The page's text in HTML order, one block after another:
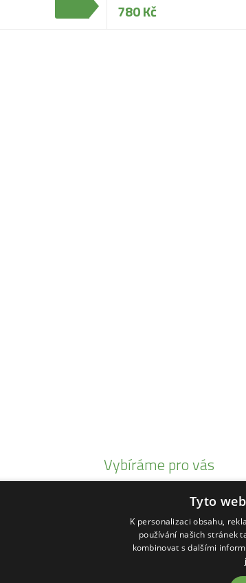
780 Kč
Vybíráme pro vás
Malotratory Vari Honda
Kuchyňské potřeby Status
Sekačky robotické
Motorové pily Stihl
Tyto
K personalizaci obsahu,
používání našich stránek
kombinovat s dalšími